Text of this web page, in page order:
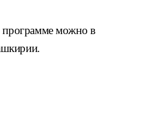
программе можно в